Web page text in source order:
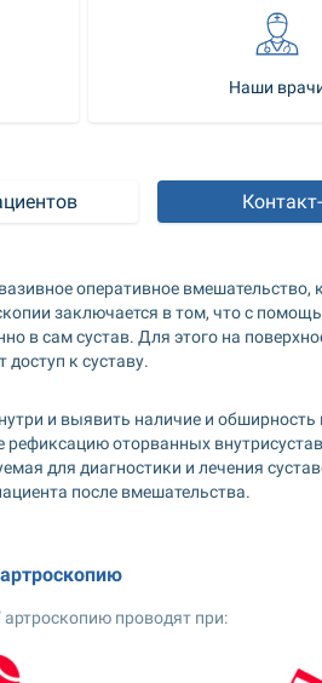
Наши
оперативное вмешательство,
заключается в том, что с
в сам сустав. Для этого на
к суставу.
и выявить наличие и обширность
оторванных
для диагностики и лечения
после вмешательства.
артроскопию проводят при: